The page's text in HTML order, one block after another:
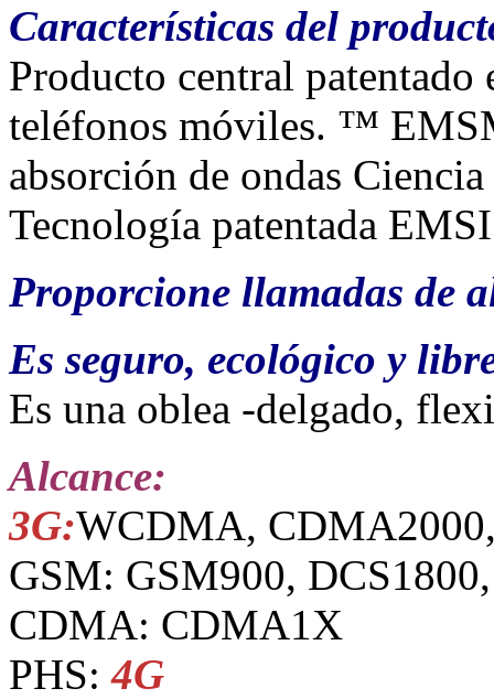
Características del
Producto central patentado
teléfonos móviles. ™
absorción de ondas
Tecnología patentada
Proporcione llamadas de
Es seguro, ecológico y
Es una oblea -delgado,
Alcance:
3G:WCDMA,
GSM: GSM900,
CDMA: CDMA1X
PHS:4G